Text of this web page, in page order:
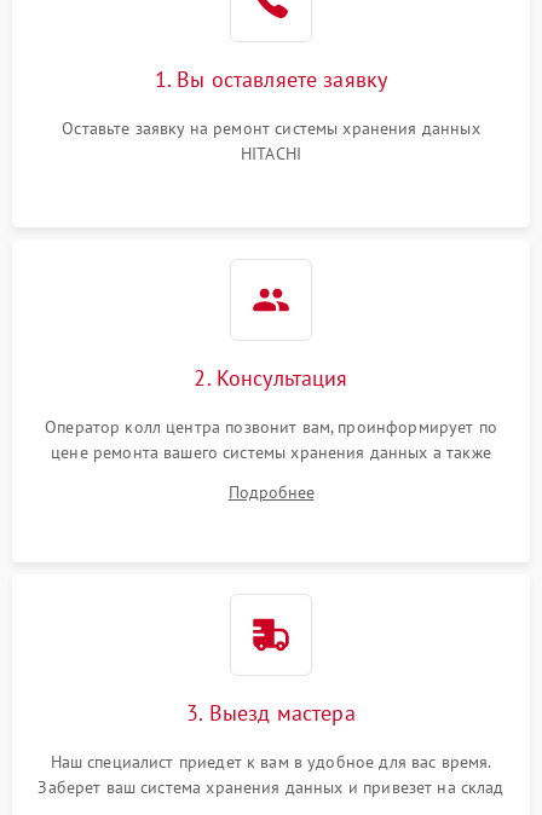
1. Вы оставляете заявку
Оставьте заявку на ремонт системы хранения данных
HITACHI
2. Консультация
Оператор колл центра позвонит вам, проинформирует по
цене ремонта вашего системы хранения данных а также
Подробнее
3. Выезд мастера
Наш специалист приедет к вам в удобное для вас время.
Заберет ваш система хранения данных и привезет на склад